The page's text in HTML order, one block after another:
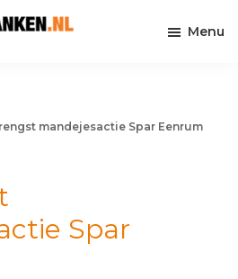
Menu
mandejesactie Spar Eenrum
Spar